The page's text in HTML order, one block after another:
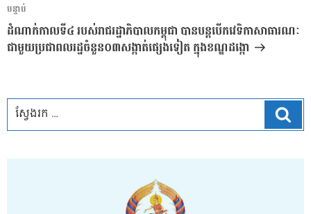
អត្ថបទ
បន្ទាប់
បន្ទាប់
ដំណាក់កាលទី៤ របស់រាជរដ្ឋាភិបាលកម្ពុជា បានបន្តបើកវេទិកាសាធារណៈ
ជាមួយប្រជាពលរដ្ឋចំនួន០៣សង្កាត់ផ្សេងទៀត ក្នុងខណ្ឌដង្កោ